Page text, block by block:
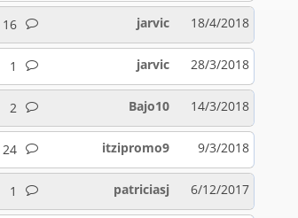
16 18/4/2018
jarvic
1 28/3/2018
jarvic
2 14/3/2018
Bajo10
24 9/3/2018
itzipromo9
1 6/12/2017
patriciasj